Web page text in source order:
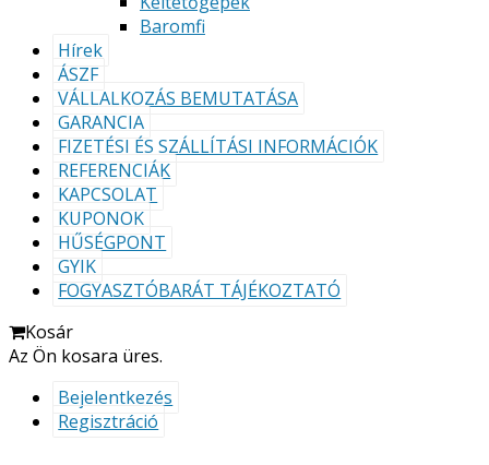
Baromfi
Hírek
ÁSZF
VÁLLALKOZÁS BEMUTATÁSA
GARANCIA
FIZETÉSI ÉS SZÁLLÍTÁSI INFORMÁCIÓK
REFERENCIÁK
KAPCSOLAT
KUPONOK
HŰSÉGPONT
GYIK
FOGYASZTÓBARÁT TÁJÉKOZTATÓ
Kosár
Az Ön kosara üres.
Bejelentkezés
Regisztráció